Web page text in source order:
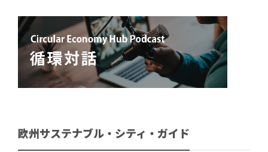
欧州サステナブル・シティ・ガイド